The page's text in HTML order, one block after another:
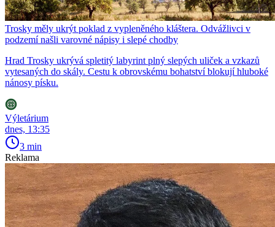
Trosky měly ukrýt poklad z vypleněného kláštera. Odvážlivci v
podzemí našli varovné nápisy i slepé chodby
Hrad Trosky ukrývá spletitý labyrint plný slepých uliček a vzkazů
vytesaných do skály. Cestu k obrovskému bohatství blokují hluboké
nánosy písku.
Výletárium
dnes, 13:35
3 min
Reklama